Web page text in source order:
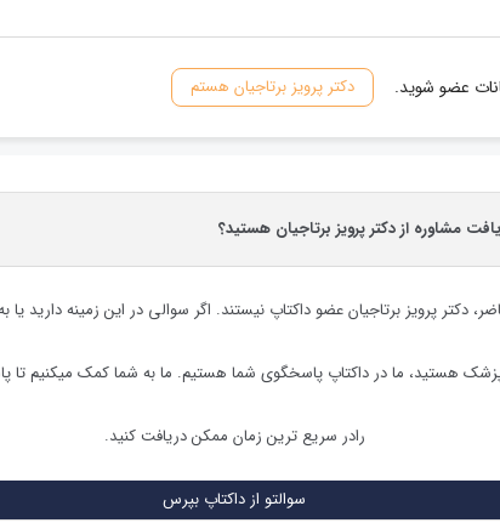
عضو شوید. دکتر پرویز برتاجیان هستم
مشاوره از دکتر پرویز برتاجیان هستید؟
دکتر پرویز برتاجیانعضو داکتاپ نیستند. اگر سوالی در این زمینه دارید یا
هستید، ما در داکتاپ پاسخگوی شما هستیم. ما به شما کمک میکنیم
رادر سریع ترین زمان ممکن دریافت کنید.
سوالتو از داکتاپ بپرس